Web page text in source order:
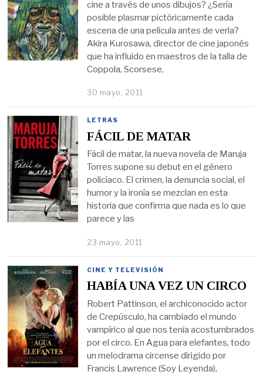
cine a través de unos dibujos? ¿Sería
posible plasmar pictóricamente cada
escena de una película antes de verla?
Akira Kurosawa, director de cine japonés
que ha influido en maestros de la talla de
Coppola, Scorsese,
30 mayo, 2011
LETRAS
FÁCIL DE MATAR
Fácil de matar, la nueva novela de Maruja
Torres supone su debut en el género
policíaco. El crimen, la denuncia social, el
humor y la ironía se mezclan en esta
historia que confirma que nada es lo que
parece y las
23 mayo, 2011
CINE Y TELEVISIÓN
HABÍA UNA VEZ UN CIRCO
Robert Pattinson, el archiconocido actor
de Crepúsculo, ha cambiado el mundo
vampírico al que nos tenía acostumbrados
por el circo. En Agua para elefantes, todo
un melodrama circense dirigido por
Francis Lawrence (Soy Leyenda),